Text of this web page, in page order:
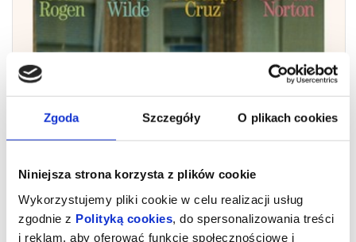
Zgoda Szczegóły O plikach cookies
Niniejsza strona korzysta z plików cookie
Wykorzystujemy pliki cookie w celu realizacji usług
zgodnie z Polityką cookies , do spersonalizowania treści
i reklam, aby oferować funkcje społecznościowe i
09.08.2026